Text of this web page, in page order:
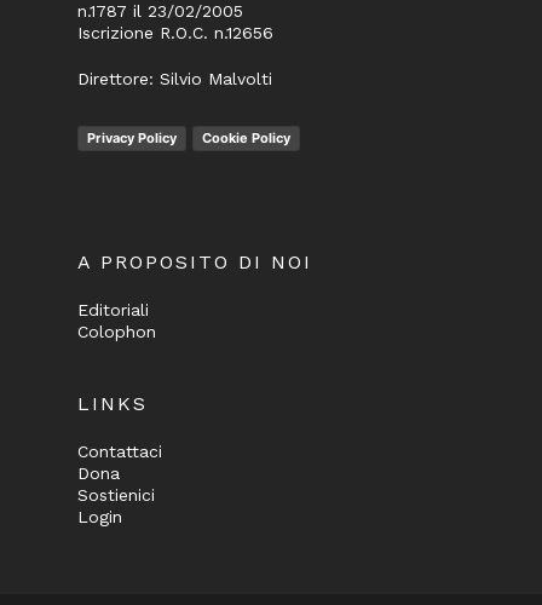
n.1787 il 23/02/2005
Iscrizione R.O.C. n.12656
Direttore: Silvio Malvolti
Privacy Policy Cookie Policy
A PROPOSITO DI NOI
Editoriali
Colophon
LINKS
Contattaci
Dona
Sostienici
Login